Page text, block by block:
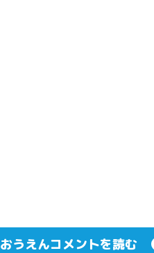
おうえんコメントを読む